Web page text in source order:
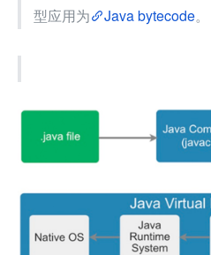
型应用为
Java bytecode。